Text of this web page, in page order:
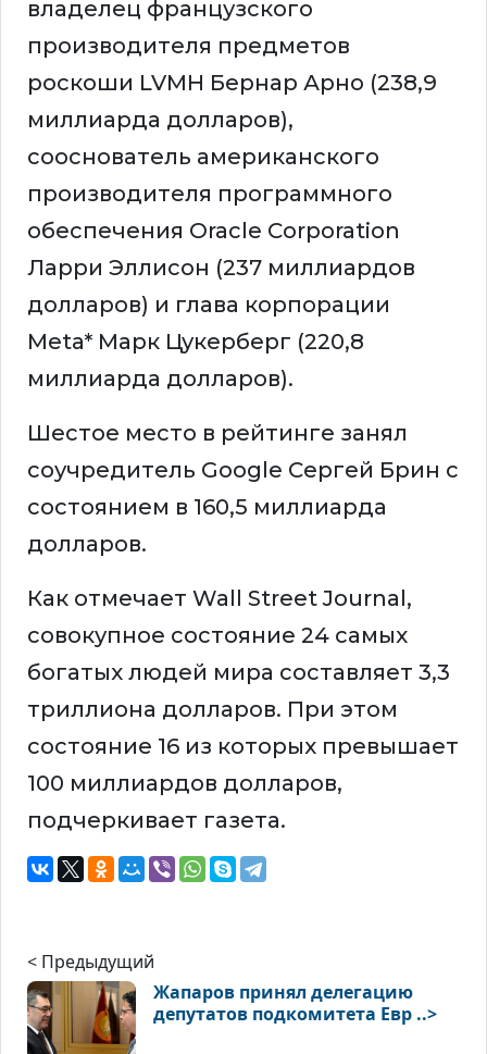
владелец французского
производителя предметов
роскоши LVMH Бернар Арно (238,9
миллиарда долларов),
сооснователь американского
производителя программного
обеспечения Oracle Corporation
Ларри Эллисон (237 миллиардов
долларов) и глава корпорации
Meta* Марк Цукерберг (220,8
миллиарда долларов).
Шестое место в рейтинге занял
соучредитель Google Сергей Брин с
состоянием в 160,5 миллиарда
долларов.
Как отмечает Wall Street Journal,
совокупное состояние 24 самых
богатых людей мира составляет 3,3
триллиона долларов. При этом
состояние 16 из которых превышает
100 миллиардов долларов,
подчеркивает газета.
< Предыдущий
Жапаров принял делегацию
депутатов подкомитета Евр ..>